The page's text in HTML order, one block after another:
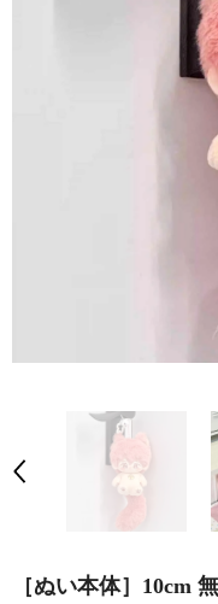
［ぬい本体］10cm